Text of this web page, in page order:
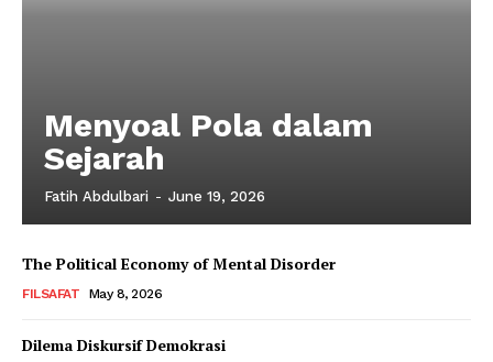
Menyoal Pola dalam
Sejarah
Fatih Abdulbari - June 19, 2026
The Political Economy of Mental Disorder
FILSAFAT May 8, 2026
Dilema Diskursif Demokrasi